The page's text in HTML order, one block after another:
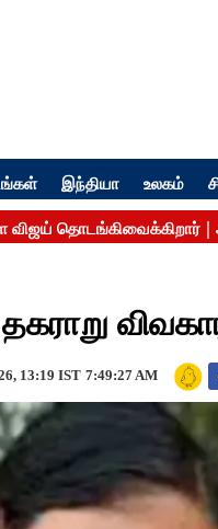
இந்தியா உலகம்
13:19 IST 7:49:27 AM